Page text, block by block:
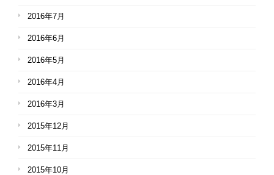
2016年7月
2016年6月
2016年5月
2016年4月
2016年3月
2015年12月
2015年11月
2015年10月